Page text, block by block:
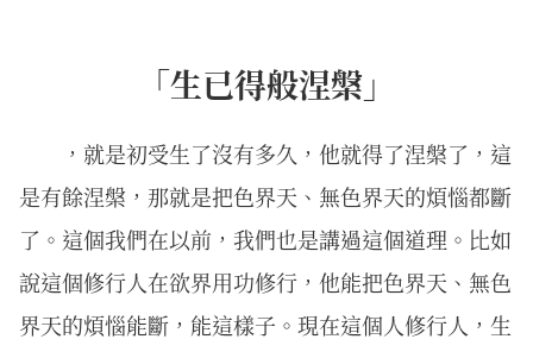
「生已得般涅槃」
，就是初受生了沒有多久，他就得了涅槃了，這
是有餘涅槃，那就是把色界天、無色界天的煩惱都斷
了。這個我們在以前，我們也是講過這個道理。比如
說這個修行人在欲界用功修行，他能把色界天、無色
界天的煩惱能斷，能這樣子。現在這個人修行人，生